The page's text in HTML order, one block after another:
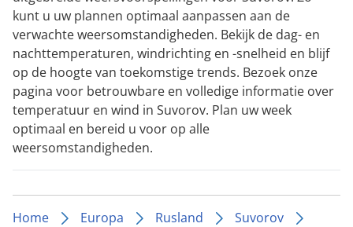
kunt u uw plannen optimaal aanpassen aan de
verwachte weersomstandigheden. Bekijk de dag- en
nachttemperaturen, windrichting en -snelheid en blijf
op de hoogte van toekomstige trends. Bezoek onze
pagina voor betrouwbare en volledige informatie over
temperatuur en wind in Suvorov. Plan uw week
optimaal en bereid u voor op alle
weersomstandigheden.
Home Europa Rusland
Suvorov